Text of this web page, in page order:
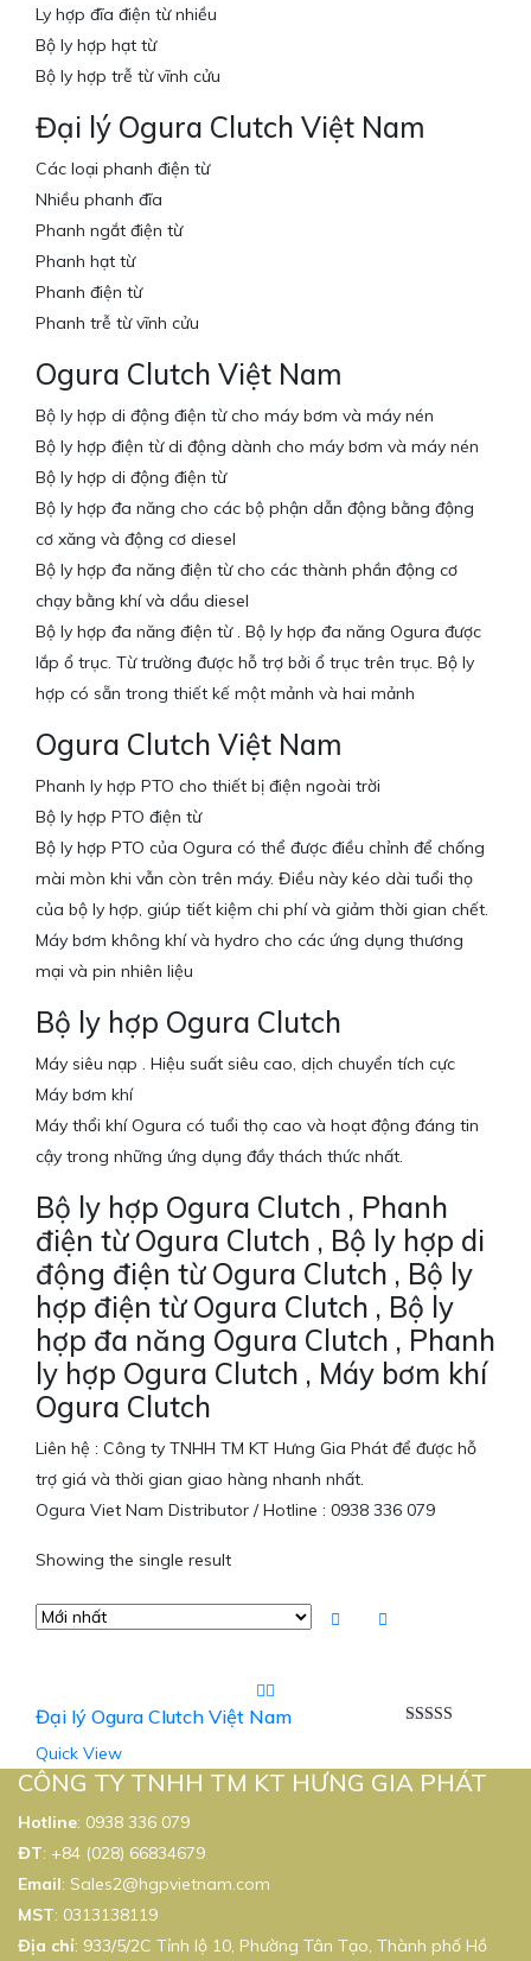
Ly hợp đĩa điện từ nhiều
Bộ ly hợp hạt từ
Bộ ly hợp trễ từ vĩnh cửu
Đại lý Ogura Clutch Việt Nam
Các loại phanh điện từ
Nhiều phanh đĩa
Phanh ngắt điện từ
Phanh hạt từ
Phanh điện từ
Phanh trễ từ vĩnh cửu
Ogura Clutch Việt Nam
Bộ ly hợp di động điện từ cho máy bơm và máy nén
Bộ ly hợp điện từ di động dành cho máy bơm và máy nén
Bộ ly hợp di động điện từ
Bộ ly hợp đa năng cho các bộ phận dẫn động bằng động
cơ xăng và động cơ diesel
Bộ ly hợp đa năng điện từ cho các thành phần động cơ
chạy bằng khí và dầu diesel
Bộ ly hợp đa năng điện từ . Bộ ly hợp đa năng Ogura được
lắp ổ trục. Từ trường được hỗ trợ bởi ổ trục trên trục. Bộ ly
hợp có sẵn trong thiết kế một mảnh và hai mảnh
Ogura Clutch Việt Nam
Phanh ly hợp PTO cho thiết bị điện ngoài trời
Bộ ly hợp PTO điện từ
Bộ ly hợp PTO của Ogura có thể được điều chỉnh để chống
mài mòn khi vẫn còn trên máy. Điều này kéo dài tuổi thọ
của bộ ly hợp, giúp tiết kiệm chi phí và giảm thời gian chết.
Máy bơm không khí và hydro cho các ứng dụng thương
mại và pin nhiên liệu
Bộ ly hợp Ogura Clutch
Máy siêu nạp . Hiệu suất siêu cao, dịch chuyển tích cực
Máy bơm khí
Máy thổi khí Ogura có tuổi thọ cao và hoạt động đáng tin
cậy trong những ứng dụng đầy thách thức nhất.
Bộ ly hợp Ogura Clutch , Phanh
điện từ Ogura Clutch , Bộ ly hợp di
động điện từ Ogura Clutch , Bộ ly
hợp điện từ Ogura Clutch , Bộ ly
hợp đa năng Ogura Clutch , Phanh
ly hợp Ogura Clutch , Máy bơm khí
Ogura Clutch
Liên hệ : Công ty TNHH TM KT Hưng Gia Phát để được hỗ
trợ giá và thời gian giao hàng nhanh nhất.
Ogura Viet Nam Distributor / Hotline : 0938 336 079
Showing the single result
sao
Đại lý Ogura Clutch Việt Nam
Quick View
CÔNG TY TNHH TM KT HƯNG GIA PHÁT
Hotline: 0938 336 079
ĐT: +84 (028) 66834679
Email: Sales2@hgpvietnam.com
MST: 0313138119
Địa chỉ: 933/5/2C Tỉnh lộ 10, Phường Tân Tạo, Thành phố Hồ